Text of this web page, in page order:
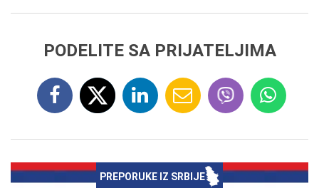
PODELITE SA PRIJATELJIMA
PREPORUKE IZ SRBIJE